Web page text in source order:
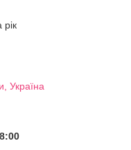
рік
Україна